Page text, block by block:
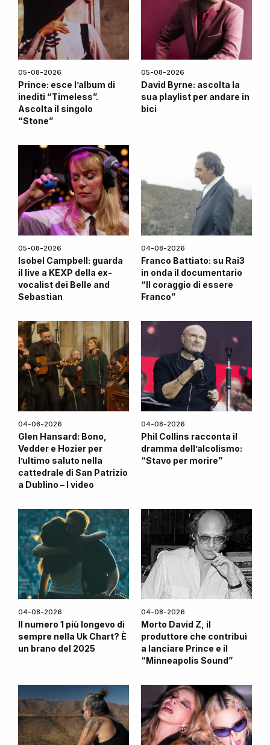
05-08-2026
Prince: esce l’album di
inediti “Timeless”.
Ascolta il singolo
“Stone”
05-08-2026
David Byrne: ascolta la
sua playlist per andare in
bici
05-08-2026
Isobel Campbell: guarda
il live a KEXP della ex-
vocalist dei Belle and
Sebastian
04-08-2026
Franco Battiato: su Rai3
in onda il documentario
“Il coraggio di essere
Franco”
04-08-2026
Glen Hansard: Bono,
Vedder e Hozier per
l’ultimo saluto nella
cattedrale di San Patrizio
a Dublino – I video
04-08-2026
Phil Collins racconta il
dramma dell’alcolismo:
“Stavo per morire”
04-08-2026
Il numero 1 più longevo di
sempre nella Uk Chart? È
un brano del 2025
04-08-2026
Morto David Z, il
produttore che contribuì
a lanciare Prince e il
“Minneapolis Sound”